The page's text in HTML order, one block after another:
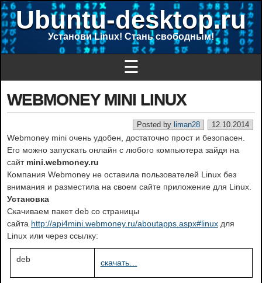
Ubuntu-desktop.ru
Установи Linux! Стань свободным!
☰
WEBMONEY MINI LINUX
12.10.2014
Posted by liman28
Webmoney mini очень удобен, достаточно прост и безопасен.
Его можно запускать онлайн с любого компьютера зайдя на
сайт mini.webmoney.ru
Компания Webmoney не оставила пользователей Linux без
внимания и разместила на своем сайте приложение для Linux.
Установка
Скачиваем пакет deb со страницы
сайта http://api4mini.webmoney.ru/aboutapps.aspx#linux для
Linux или через ссылку:
deb скачать…